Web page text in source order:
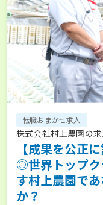
転職おまかせ求人
株式会社村上農園の
【成果を公正
◎世界トップク
す村上農園で
か？